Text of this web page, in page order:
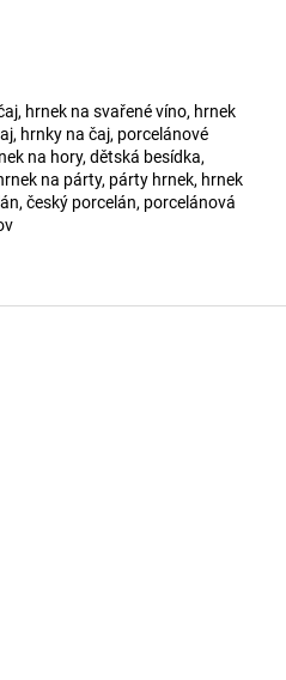
hrnek na svařené víno, hrnek
hrnky na čaj, porcelánové
na hory, dětská besídka,
na párty, párty hrnek, hrnek
český porcelán, porcelánová